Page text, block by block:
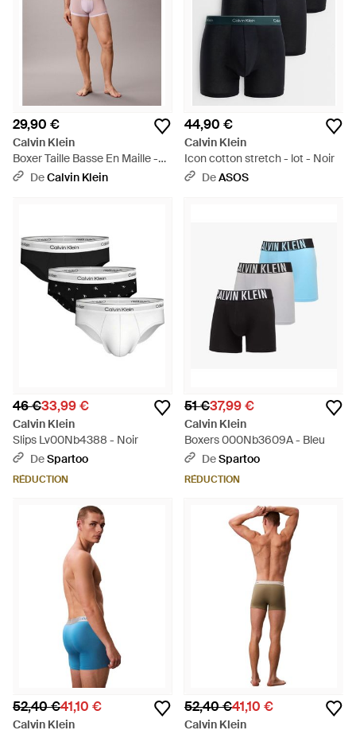
29,90 €
Calvin Klein
Boxer Taille Basse En Maille -
Violet
DeCalvin Klein
44,90 €
Calvin Klein
Icon cotton stretch - lot - Noir
DeASOS
46 €33,99 €
Calvin Klein
Slips Lv00Nb4388 - Noir
DeSpartoo
RÉDUCTION
51 €37,99 €
Calvin Klein
Boxers 000Nb3609A - Bleu
DeSpartoo
RÉDUCTION
52,40 €41,10 €
Calvin Klein
52,40 €41,10 €
Calvin Klein